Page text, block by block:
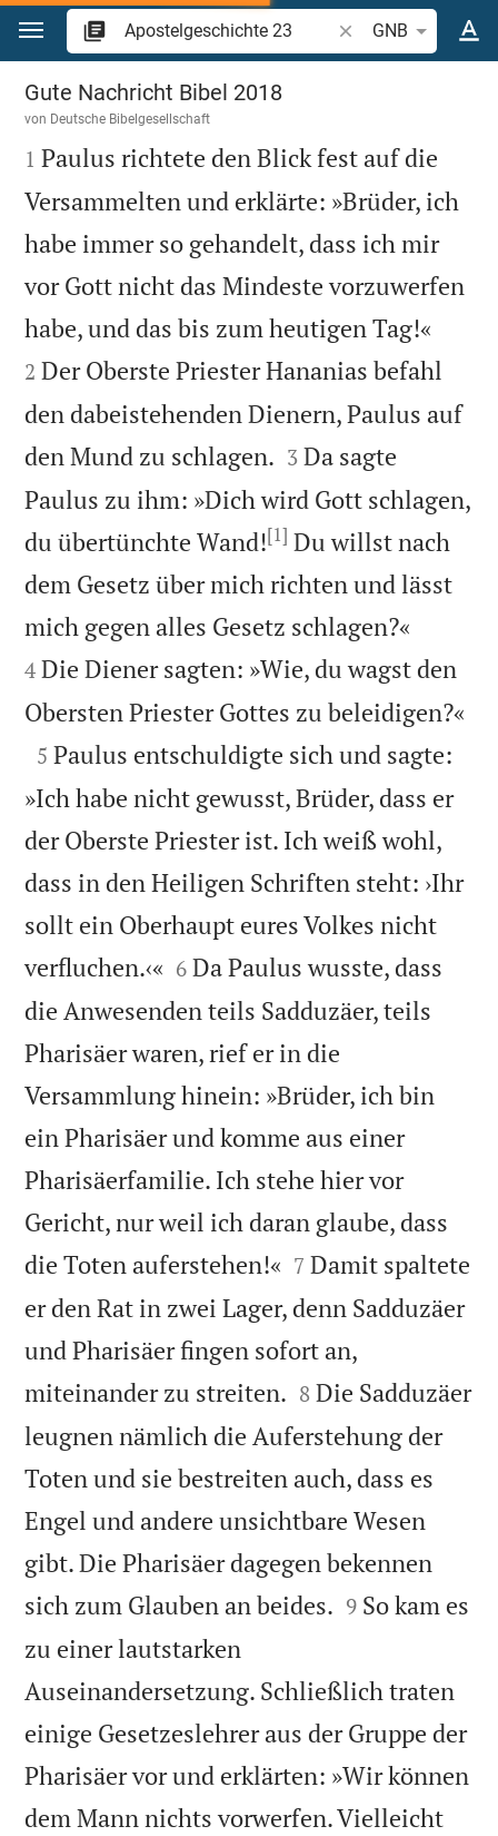
Zum Inhalt springen
Bibelstelle oder
GNB
Apostelgeschichte 23
Gute Nachricht Bibel 2018
von Deutsche Bibelgesellschaft

1 Paulus richtete den Blick fest auf die
Versammelten und erklärte: »Brüder, ich
habe immer so gehandelt, dass ich mir
vor Gott nicht das Mindeste vorzuwerfen
habe, und das bis zum heutigen Tag!«
2 Der Oberste Priester Hananias befahl
den dabeistehenden Dienern, Paulus auf
den Mund zu schlagen. 

3 Da sagte
Paulus zu ihm: »Dich wird Gott schlagen,
du übertünchte Wand![1] Du willst nach
dem Gesetz über mich richten und lässt
mich gegen alles Gesetz schlagen?«
4 Die Diener sagten: »Wie, du wagst den
Obersten Priester Gottes zu beleidigen?«

5 Paulus entschuldigte sich und sagte:
»Ich habe nicht gewusst, Brüder, dass er
der Oberste Priester ist. Ich weiß wohl,
dass in den Heiligen Schriften steht: ›Ihr
sollt ein Oberhaupt eures Volkes nicht
verfluchen.‹« 

6 Da Paulus wusste, dass
die Anwesenden teils Sadduzäer, teils
Pharisäer waren, rief er in die
Versammlung hinein: »Brüder, ich bin
ein Pharisäer und komme aus einer
Pharisäerfamilie. Ich stehe hier vor
Gericht, nur weil ich daran glaube, dass
die Toten auferstehen!« 

7 Damit spaltete
er den Rat in zwei Lager, denn Sadduzäer
und Pharisäer fingen sofort an,
miteinander zu streiten. 

8 Die Sadduzäer
leugnen nämlich die Auferstehung der
Toten und sie bestreiten auch, dass es
Engel und andere unsichtbare Wesen
gibt. Die Pharisäer dagegen bekennen
sich zum Glauben an beides. 

9 So kam es
zu einer lautstarken
Auseinandersetzung. Schließlich traten
einige Gesetzeslehrer aus der Gruppe der
Pharisäer vor und erklärten: »Wir können
dem Mann nichts vorwerfen. Vielleicht